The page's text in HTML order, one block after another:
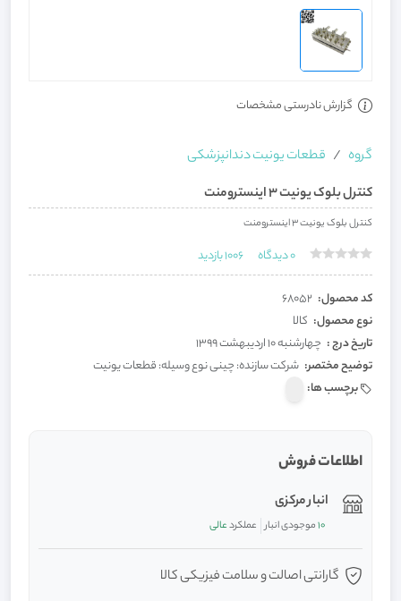
گزارش نادرستی مشخصات
گروه
قطعات یونیت دندانپزشکی
کنترل بلوک یونیت 3 اینسترومنت
کنترل بلوک یونیت 3 اینسترومنت
0دیدگاه 1006بازدید
کد محصول: 68052
نوع محصول: کالا
تاریخ درج : چهارشنبه 10 اردیبهشت 1399
توضیح مختصر: شرکت سازنده: چینی نوع وسیله: قطعات یونیت
برچسب ها:
اطلاعات فروش
انبار مرکزی
10موجودی انبار عملکردعالی
گارانتی اصالت و سلامت فیزیکی کالا